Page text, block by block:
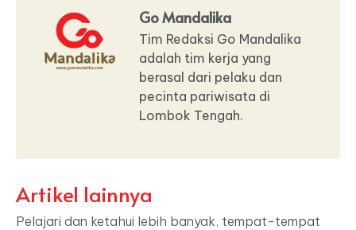
Artikel lainnya
Pelajari dan ketahui lebih banyak, tempat-tempat
Go Mandalika
Tim Redaksi Go Mandalika
adalah tim kerja yang
berasal dari pelaku dan
pecinta pariwisata di
Lombok Tengah.